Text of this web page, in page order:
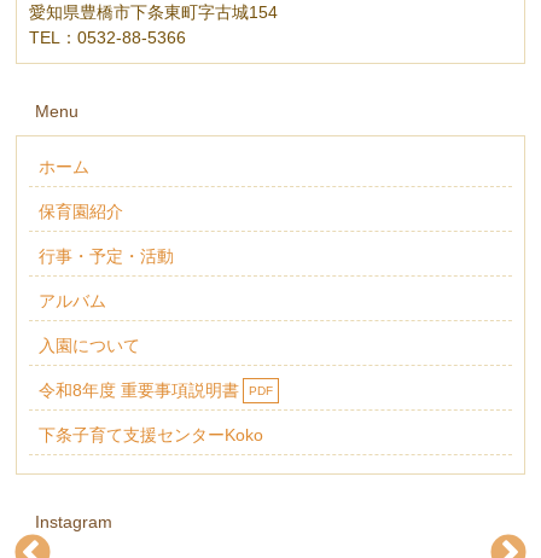
愛知県豊橋市下条東町字古城154
TEL：0532-88-5366
Menu
ホーム
保育園紹介
行事・予定・活動
アルバム
入園について
令和8年度 重要事項説明書 PDF
下条子育て支援センターKoko
Instagram